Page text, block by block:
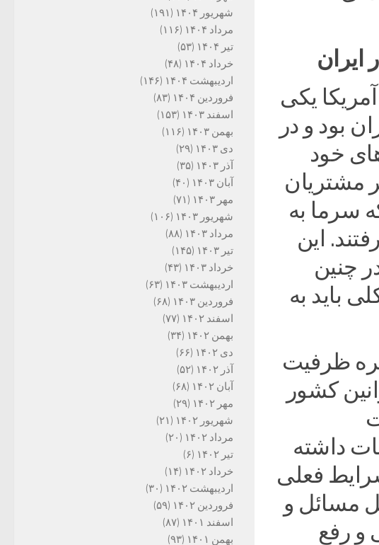
ایران
یکی
بود و در
خود
مشتریان
سرما به
این
چنین
باید به
ظرفیت
کشور
داشته
فعلی
مسائل و
و رفع
شهریور ۱۴۰۴
(۱۹۱)
مرداد ۱۴۰۴
(۱۱۶)
تیر ۱۴۰۴
(۵۳)
خرداد ۱۴۰۴
(۴۸)
اردیبهشت ۱۴۰۴
(۱۴۶)
فروردین ۱۴۰۴
(۸۳)
اسفند ۱۴۰۳
(۱۵۳)
بهمن ۱۴۰۳
(۱۱۶)
دی ۱۴۰۳
(۲۹)
آذر ۱۴۰۳
(۳۵)
آبان ۱۴۰۳
(۴۰)
مهر ۱۴۰۳
(۷۱)
شهریور ۱۴۰۳
(۱۰۶)
مرداد ۱۴۰۳
(۸۸)
تیر ۱۴۰۳
(۱۴۵)
خرداد ۱۴۰۳
(۴۳)
اردیبهشت ۱۴۰۳
(۶۳)
فروردین ۱۴۰۳
(۶۸)
اسفند ۱۴۰۲
(۷۷)
بهمن ۱۴۰۲
(۳۴)
دی ۱۴۰۲
(۶۶)
آذر ۱۴۰۲
(۵۲)
آبان ۱۴۰۲
(۶۸)
مهر ۱۴۰۲
(۲۹)
شهریور ۱۴۰۲
(۲۱)
مرداد ۱۴۰۲
(۲۰)
تیر ۱۴۰۲
(۶)
خرداد ۱۴۰۲
(۱۴)
اردیبهشت ۱۴۰۲
(۳۰)
فروردین ۱۴۰۲
(۵۹)
اسفند ۱۴۰۱
(۸۷)
بهمن ۱۴۰۱
(۹۳)